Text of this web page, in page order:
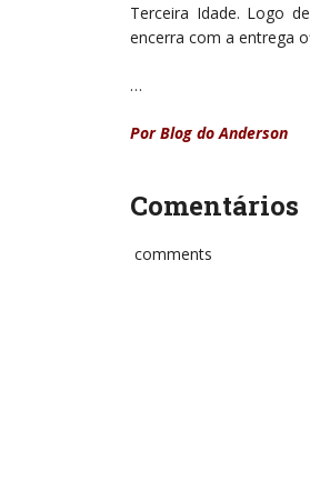
Terceira Idade. Logo
encerra com a entrega
…
Por Blog do Anderson
Comentários
comments